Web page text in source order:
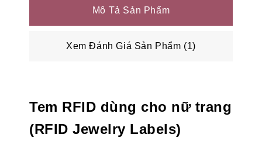
Mô Tả Sản Phẩm
Xem Đánh Giá Sản Phẩm (1)
Tem RFID dùng cho nữ trang
(RFID Jewelry Labels)